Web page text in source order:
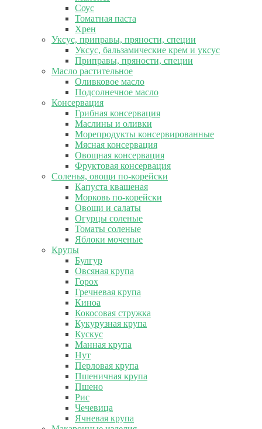
Соус
Томатная паста
Хрен
Уксус, приправы, пряности, специи
Уксус, бальзамические крем и уксус
Приправы, пряности, специи
Масло растительное
Оливковое масло
Подсолнечное масло
Консервация
Грибная консервация
Маслины и оливки
Морепродукты консервированные
Мясная консервация
Овощная консервация
Фруктовая консервация
Соленья, овощи по-корейски
Капуста квашеная
Морковь по-корейски
Овощи и салаты
Огурцы соленые
Томаты соленые
Яблоки моченые
Крупы
Булгур
Овсяная крупа
Горох
Гречневая крупа
Киноа
Кокосовая стружка
Кукурузная крупа
Кускус
Манная крупа
Нут
Перловая крупа
Пшеничная крупа
Пшено
Рис
Чечевица
Ячневая крупа